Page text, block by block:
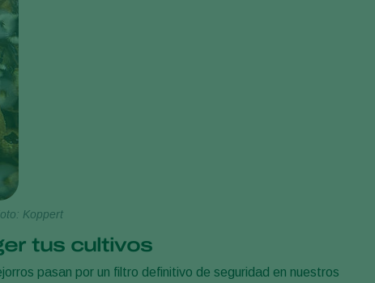
Koppert
tus cultivos
pasan por un filtro definitivo de seguridad en nuestros